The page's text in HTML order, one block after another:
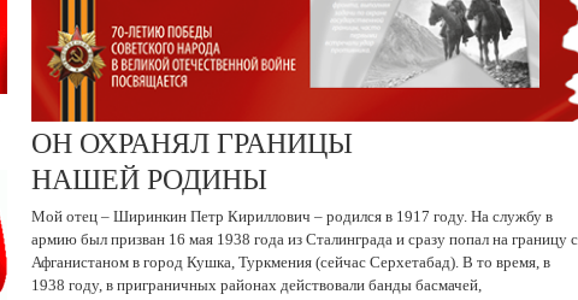
ОН ОХРАНЯЛ ГРАНИЦЫ
НАШЕЙ РОДИНЫ
Мой отец – Ширинкин Петр Кириллович – родился в 1917 году. На службу в
армию был призван 16 мая 1938 года из Сталинграда и сразу попал на границу с
Афганистаном в город Кушка, Туркмения (сейчас Серхетабад). В то время, в
1938 году, в приграничных районах действовали банды басмачей,